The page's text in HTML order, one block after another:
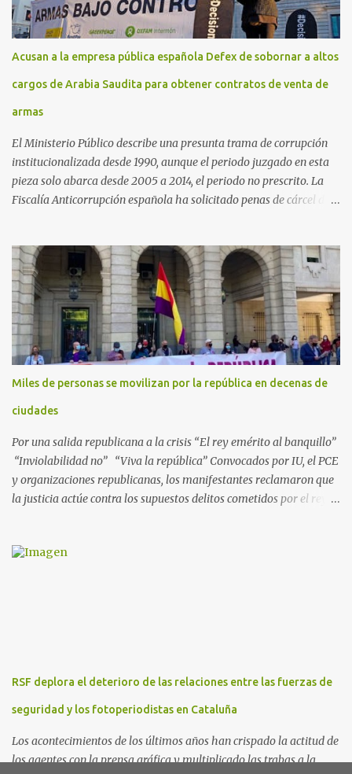
Acusan a la empresa pública española Defex de sobornar a altos
cargos de Arabia Saudita para obtener contratos de venta de
armas
El Ministerio Público describe una presunta trama de corrupción
institucionalizada desde 1990, aunque el periodo juzgado en esta
pieza solo abarca desde 2005 a 2014, el periodo no prescrito. La
Fiscalía Anticorrupción española ha solicitado penas de cárcel de
Arabia Saudita a través de la empresa pública española Defex,
disuelta. El fiscal Conrado Saiz describe en su escrito de
conclusiones cómo la empresa pública Defex pagó comisiones
ilegales a diversas autoridades del régimen árabe entre 2005 y
2014, para obtener a cambio la materialización de los contratos. El
Ministerio Público lleva a cabo esta acusación en una de las piezas
separadas del llamado 'caso Defex', que investiga once ventas
ejecutadas en este periodo, y atribuye a José Ignacio Encinas
Charro, presidente de la compañía pública hasta 2013, los
Miles de personas se movilizan por la república en decenas de
ciudades
Por una salida republicana a la crisis “El rey emérito al banquillo”
“Inviolabilidad no” “Viva la república” Convocados por IU, el PCE
y organizaciones republicanas, los manifestantes reclamaron que
la justicia actúe contra los supuestos delitos cometidos por el rey
planificó en verano esta convocatoria como reacción a los
anticorrupción de los estados español y helvético ya están
investigando supuestos delitos de «cohecho internacional y
RSF deplora el deterioro de las relaciones entre las fuerzas de
seguridad y los fotoperiodistas en Cataluña
Los acontecimientos de los últimos años han crispado la actitud de
los agentes con la prensa gráfica y multiplicado las trabas a la